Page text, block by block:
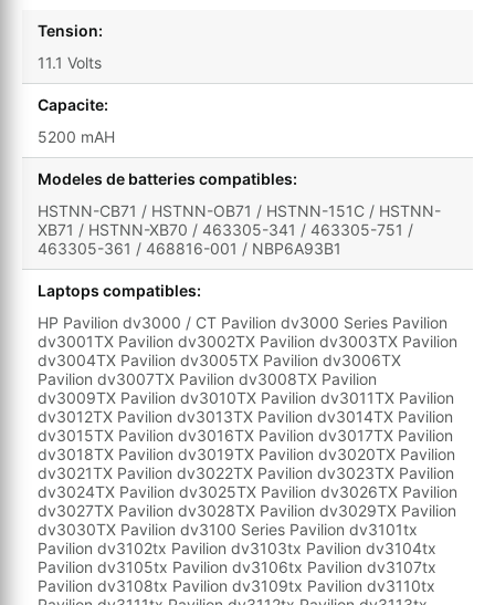
Tension:
11.1 Volts
Capacite:
5200 mAH
Modeles de batteries compatibles:
HSTNN-CB71 / HSTNN-OB71 / HSTNN-151C / HSTNN-
XB71 / HSTNN-XB70 / 463305-341 / 463305-751 /
463305-361 / 468816-001 / NBP6A93B1
Laptops compatibles:
HP Pavilion dv3000 / CT Pavilion dv3000 Series Pavilion
dv3001TX Pavilion dv3002TX Pavilion dv3003TX Pavilion
dv3004TX Pavilion dv3005TX Pavilion dv3006TX
Pavilion dv3007TX Pavilion dv3008TX Pavilion
dv3009TX Pavilion dv3010TX Pavilion dv3011TX Pavilion
dv3012TX Pavilion dv3013TX Pavilion dv3014TX Pavilion
dv3015TX Pavilion dv3016TX Pavilion dv3017TX Pavilion
dv3018TX Pavilion dv3019TX Pavilion dv3020TX Pavilion
dv3021TX Pavilion dv3022TX Pavilion dv3023TX Pavilion
dv3024TX Pavilion dv3025TX Pavilion dv3026TX Pavilion
dv3027TX Pavilion dv3028TX Pavilion dv3029TX Pavilion
dv3030TX Pavilion dv3100 Series Pavilion dv3101tx
Pavilion dv3102tx Pavilion dv3103tx Pavilion dv3104tx
Pavilion dv3105tx Pavilion dv3106tx Pavilion dv3107tx
Pavilion dv3108tx Pavilion dv3109tx Pavilion dv3110tx